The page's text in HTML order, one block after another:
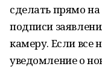
сделать прямо
подписи
камеру. Если все
уведомление о